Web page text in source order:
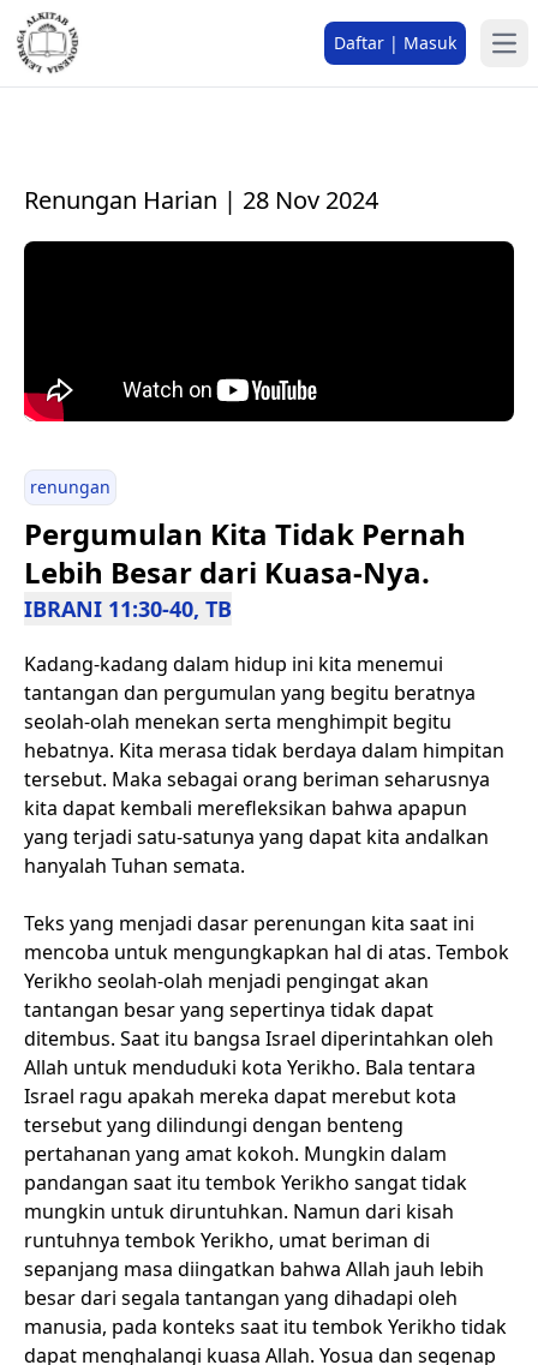
Daftar | Masuk
Renungan Harian | 28 Nov 2024
renungan
Pergumulan Kita Tidak Pernah
Lebih Besar dari Kuasa-Nya.
IBRANI 11:30-40, TB
Kadang-kadang dalam hidup ini kita menemui
tantangan dan pergumulan yang begitu beratnya
seolah-olah menekan serta menghimpit begitu
hebatnya. Kita merasa tidak berdaya dalam himpitan
tersebut. Maka sebagai orang beriman seharusnya
kita dapat kembali merefleksikan bahwa apapun
yang terjadi satu-satunya yang dapat kita andalkan
hanyalah Tuhan semata.
Teks yang menjadi dasar perenungan kita saat ini
mencoba untuk mengungkapkan hal di atas. Tembok
Yerikho seolah-olah menjadi pengingat akan
tantangan besar yang sepertinya tidak dapat
ditembus. Saat itu bangsa Israel diperintahkan oleh
Allah untuk menduduki kota Yerikho. Bala tentara
Israel ragu apakah mereka dapat merebut kota
tersebut yang dilindungi dengan benteng
pertahanan yang amat kokoh. Mungkin dalam
pandangan saat itu tembok Yerikho sangat tidak
mungkin untuk diruntuhkan. Namun dari kisah
runtuhnya tembok Yerikho, umat beriman di
sepanjang masa diingatkan bahwa Allah jauh lebih
besar dari segala tantangan yang dihadapi oleh
manusia, pada konteks saat itu tembok Yerikho tidak
dapat menghalangi kuasa Allah. Yosua dan segenap